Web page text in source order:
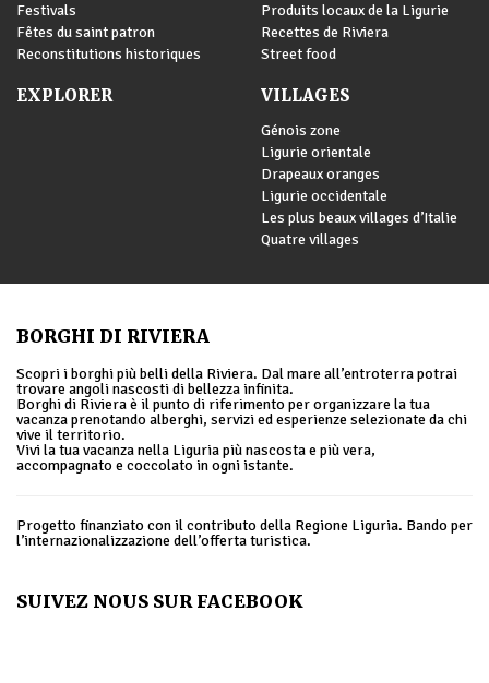
Festivals
Fêtes du saint patron
Reconstitutions historiques
Produits locaux de la Ligurie
Recettes de Riviera
Street food
EXPLORER VILLAGES
Génois zone
Ligurie orientale
Drapeaux oranges
Ligurie occidentale
Les plus beaux villages d’Italie
Quatre villages
BORGHI DI RIVIERA
Scopri i borghi più belli della Riviera. Dal mare all’entroterra potrai
trovare angoli nascosti di bellezza infinita.
Borghi di Riviera è il punto di riferimento per organizzare la tua
vacanza prenotando alberghi, servizi ed esperienze selezionate da chi
vive il territorio.
Vivi la tua vacanza nella Liguria più nascosta e più vera,
accompagnato e coccolato in ogni istante.
Progetto finanziato con il contributo della Regione Liguria. Bando per
l’internazionalizzazione dell’offerta turistica.
SUIVEZ NOUS SUR FACEBOOK